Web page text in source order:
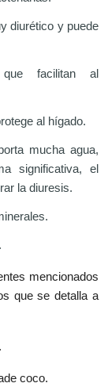
diurético y puede
que facilitan al
al hígado.
mucha agua,
significativa, el
la diuresis.
mencionados
que se detalla a
coco.